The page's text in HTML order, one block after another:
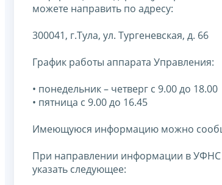
можете направить по адресу:
300041, г.Тула, ул. Тургеневская, д. 66
График работы аппарата Управления:
• понедельник – четверг с 9.00 до 18.00
• пятница с 9.00 до 16.45
Имеющуюся информацию можно
При направлении информации в УФНС
указать следующее: